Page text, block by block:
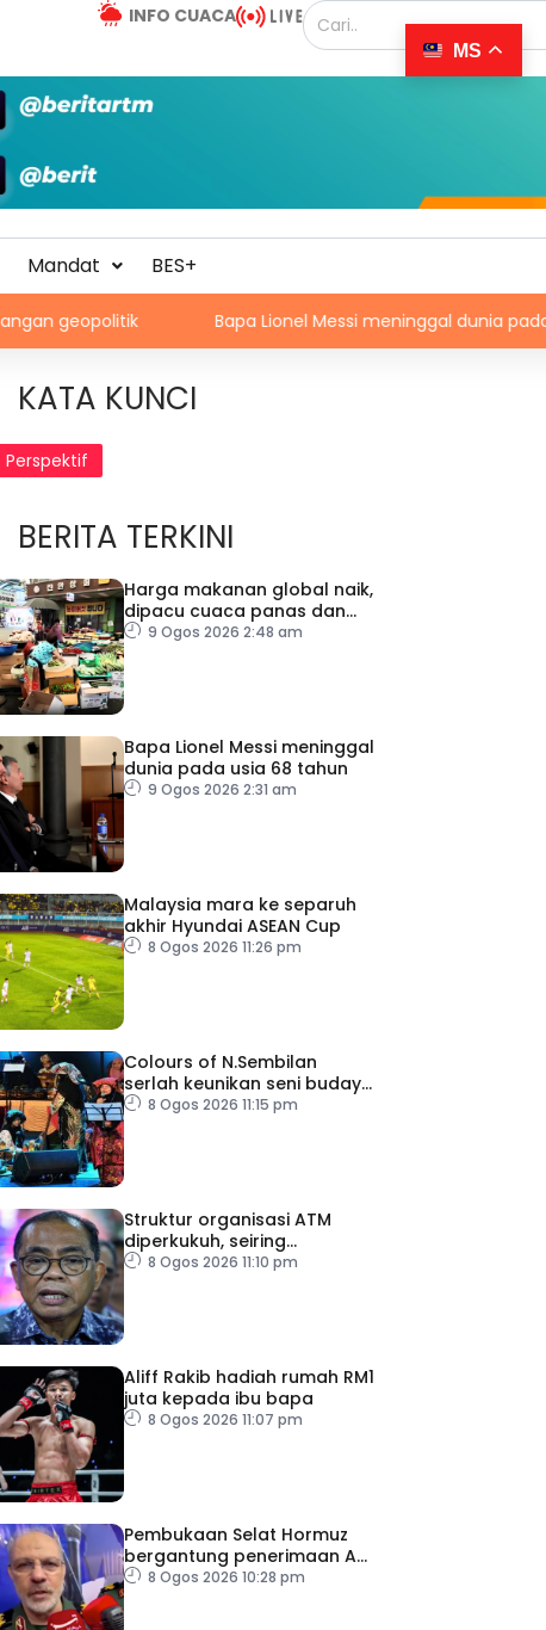
INFO CUACA
Mandat BES+
Bapa Lionel Messi meninggal dunia pada usia 68 tahun
KATA KUNCI
Perspektif
BERITA TERKINI
Harga makanan global naik,
dipacu cuaca panas dan
ketegangan geopolitik
9 Ogos 2026 2:48 am
Bapa Lionel Messi meninggal
dunia pada usia 68 tahun
9 Ogos 2026 2:31 am
Malaysia mara ke separuh
akhir Hyundai ASEAN Cup
8 Ogos 2026 11:26 pm
Colours of N.Sembilan
serlah keunikan seni budaya
negeri beradat
8 Ogos 2026 11:15 pm
Struktur organisasi ATM
diperkukuh, seiring
pemodenan aset
8 Ogos 2026 11:10 pm
Aliff Rakib hadiah rumah RM1
juta kepada ibu bapa
8 Ogos 2026 11:07 pm
Pembukaan Selat Hormuz
bergantung penerimaan AS
– IRGC
8 Ogos 2026 10:28 pm
MS